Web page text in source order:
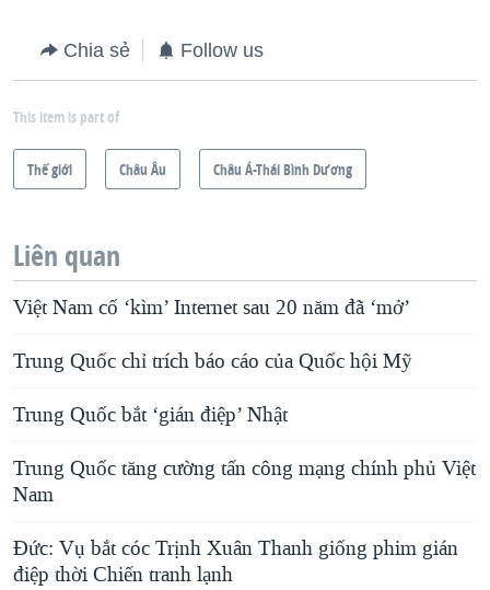
Chia sẻ Follow us
This item is part of
Thế giới Châu Âu Châu Á-Thái Bình Dương
Liên quan
Việt Nam cố ‘kìm’ Internet sau 20 năm đã ‘mở’
Trung Quốc chỉ trích báo cáo của Quốc hội Mỹ
Trung Quốc bắt ‘gián điệp’ Nhật
Trung Quốc tăng cường tấn công mạng chính phủ Việt
Nam
Đức: Vụ bắt cóc Trịnh Xuân Thanh giống phim gián
điệp thời Chiến tranh lạnh